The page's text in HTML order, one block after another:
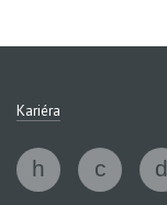
Kariéra